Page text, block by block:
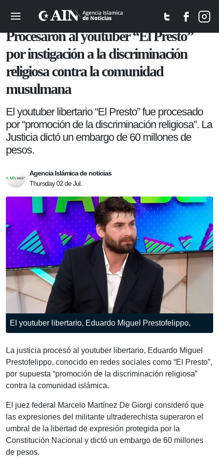
Sociedad
Procesaron al youtuber “El Presto”
por instigación a la discriminación
religiosa contra la comunidad
musulmana
El youtuber libertario “El Presto” fue procesado
por “promoción de la discriminación religiosa”. La
Justicia dictó un embargo de 60 millones de
pesos.
Agencia Islámica de noticias
Thursday 02 de Jul.
El youtuber libertario, Eduardo Miguel Prestofelippo,
La justicia procesó al youtuber libertario, Eduardo Miguel
Prestofelippo, conocido en redes sociales como “El Presto”,
por supuesta “promoción de la discriminación religiosa”
contra la comunidad islámica.
El juez federal Marcelo Martínez De Giorgi consideró que
las expresiones del militante ultraderechista superaron el
umbral de la libertad de expresión protegida por la
Constitución Nacional y dictó un embargo de 60 millones
de pesos.